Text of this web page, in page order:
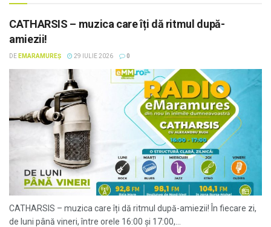
CATHARSIS – muzica care îți dă ritmul după-
amiezii!
DE EMARAMUREȘ 29 IULIE 2026 0
CATHARSIS – muzica care îți dă ritmul după-amiezii! În fiecare zi,
de luni până vineri, între orele 16:00 și 17:00,...